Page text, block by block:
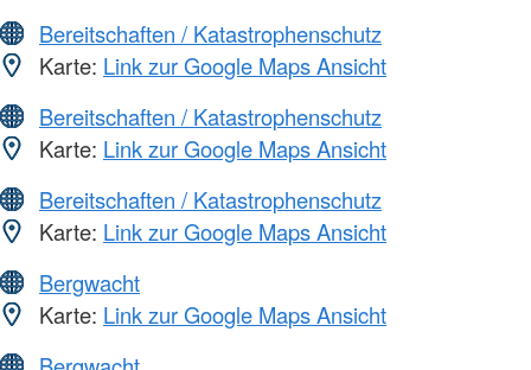
Bereitschaften / Katastrophenschutz
Karte: Link zur Google Maps Ansicht
Bereitschaften / Katastrophenschutz
Karte: Link zur Google Maps Ansicht
Bereitschaften / Katastrophenschutz
Karte: Link zur Google Maps Ansicht
Bergwacht
Karte: Link zur Google Maps Ansicht